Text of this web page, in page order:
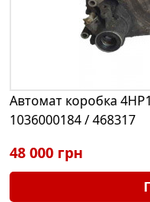
Автомат коробка
1036000184 / 468317
48 000 грн